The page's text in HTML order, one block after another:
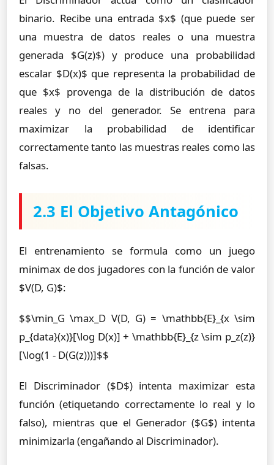
binario. Recibe una entrada $x$ (que puede ser
una muestra de datos reales o una muestra
generada $G(z)$) y produce una probabilidad
escalar $D(x)$ que representa la probabilidad de
que $x$ provenga de la distribución de datos
reales y no del generador. Se entrena para
maximizar la probabilidad de identificar
correctamente tanto las muestras reales como las
falsas.
2.3 El Objetivo Antagónico
El entrenamiento se formula como un juego
minimax de dos jugadores con la función de valor
$V(D, G)$:
$$\min_G \max_D V(D, G) = \mathbb{E}_{x \sim
p_{data}(x)}[\log D(x)] + \mathbb{E}_{z \sim p_z(z)}
[\log(1 - D(G(z)))]$$
El Discriminador ($D$) intenta maximizar esta
función (etiquetando correctamente lo real y lo
falso), mientras que el Generador ($G$) intenta
minimizarla (engañando al Discriminador).